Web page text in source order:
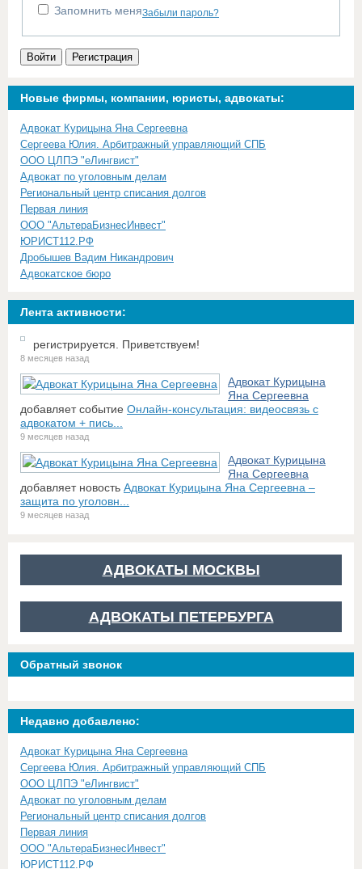
Запомнить меняЗабыли пароль?
Войти Регистрация
Новые фирмы, компании, юристы, адвокаты:
Адвокат Курицына Яна Сергеевна
Сергеева Юлия. Арбитражный управляющий СПБ
ООО ЦЛПЭ "еЛингвист"
Адвокат по уголовным делам
Региональный центр списания долгов
Первая линия
ООО "АльтераБизнесИнвест"
ЮРИСТ112.РФ
Дробышев Вадим Никандрович
Адвокатское бюро
Лента активности:
регистрируется. Приветствуем!
8 месяцев назад
Адвокат Курицына
Яна Сергеевна
добавляет событие Онлайн-консультация: видеосвязь с
адвокатом + пись...
9 месяцев назад
Адвокат Курицына
Яна Сергеевна
добавляет новость Адвокат Курицына Яна Сергеевна –
защита по уголовн...
9 месяцев назад
АДВОКАТЫ МОСКВЫ
АДВОКАТЫ ПЕТЕРБУРГА
Обратный звонок
Недавно добавлено:
Адвокат Курицына Яна Сергеевна
Сергеева Юлия. Арбитражный управляющий СПБ
ООО ЦЛПЭ "еЛингвист"
Адвокат по уголовным делам
Региональный центр списания долгов
Первая линия
ООО "АльтераБизнесИнвест"
ЮРИСТ112.РФ